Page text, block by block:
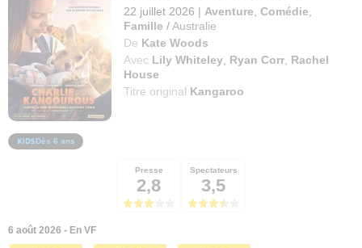
22 juillet 2026 | Aventure ,Comédie
Famille / Australie
De Kate Woods
Avec Lily Whiteley Ryan Corr Rachel
House
Titre original Kangaroo
Dès 6 ans
Presse
2,8
Spectateurs
3,5
6 août 2026 - En VF